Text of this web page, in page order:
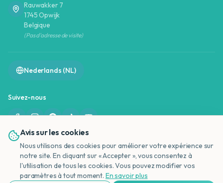
Rauwakker 7
1745 Opwijk
Belgique
(Pas d'adresse de visite)
Nederlands (NL)
Suivez-nous
OffreVacances.be - Sofie De Valck | TVA : BE0823170308
Tous droits réservés. Ce site est purement informatif et ne vend pas de
Avis sur les cookies
Nous utilisons des cookies pour améliorer votre expérience sur
notre site. En cliquant sur « Accepter », vous consentez à
l'utilisation de tous les cookies. Vous pouvez modifier vos
paramètres à tout moment. En savoir plus